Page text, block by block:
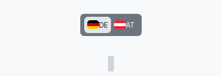
DE AT